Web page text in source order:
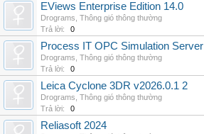
EViews Enterprise Edition 14.0
Drograms Thông gió thông thường
Trả lời:
0
Process IT OPC Simulation Server
Drograms Thông gió thông thường
Trả lời:
0
Leica Cyclone 3DR v2026.0.1 2
Drograms Thông gió thông thường
Trả lời:
0
Reliasoft 2024